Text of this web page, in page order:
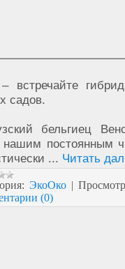
встречайте
садов.
бельгиец
нашим постоянным
... Читать
ЭкоОко |
(0)